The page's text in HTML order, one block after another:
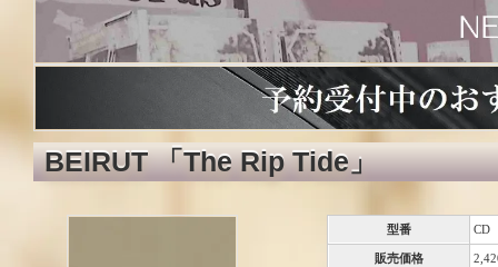
BEIRUT 「The Rip Tide」
型番 CD
販売価格